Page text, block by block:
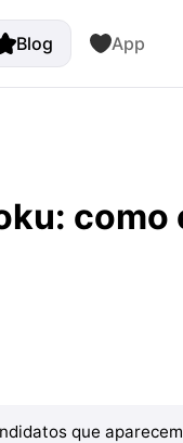
Blog App
que